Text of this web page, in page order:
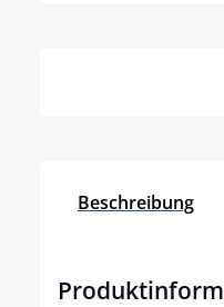
Beschreibung